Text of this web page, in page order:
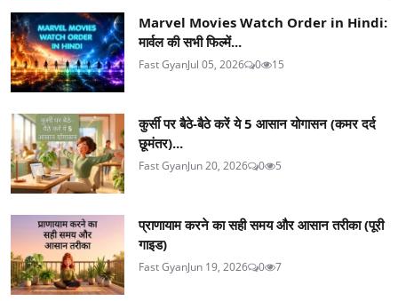
Marvel Movies Watch Order in Hindi:
मार्वल की सभी फिल्में...
Fast GyanJul 05, 2026 0 15
कुर्सी पर बैठे-बैठे करें ये 5 आसान योगासन (कमर दर्द
छूमंतर)...
Fast GyanJun 20, 2026 0 5
प्राणायाम करने का सही समय और आसान तरीका (पूरी
गाइड)
Fast GyanJun 19, 2026 0 7